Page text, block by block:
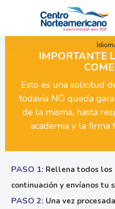
IMPORTANTE
Esto es una solicitud
todavía NO queda
de la misma, hasta
academia y la firma
PASO 1: Rellena todos los
continuación y envíanos tu
PASO 2: Una vez